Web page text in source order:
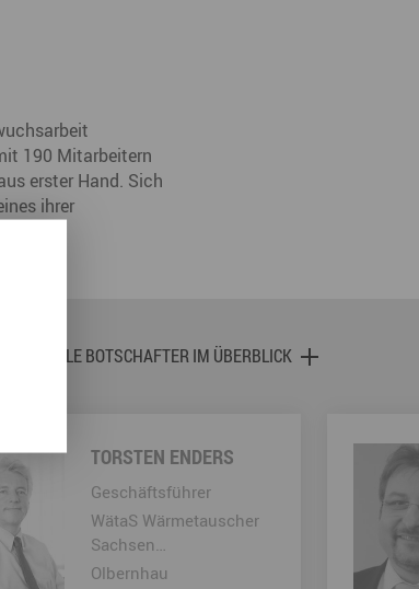
190 Mitarbeitern
erster Hand. Sich
ihrer
ALLE BOTSCHAFTER IM ÜBERBLICK
TORSTEN ENDERS
Geschäftsführer
WätaS Wärmetauscher
Sachsen…
Olbernhau